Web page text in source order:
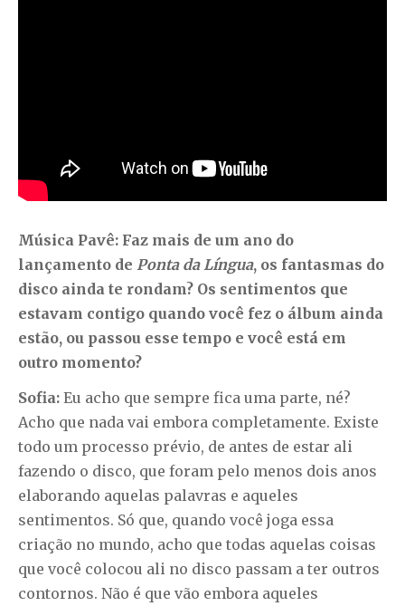
Música Pavê: Faz mais de um ano do
lançamento de Ponta da Língua, os fantasmas do
disco ainda te rondam? Os sentimentos que
estavam contigo quando você fez o álbum ainda
estão, ou passou esse tempo e você está em
outro momento?
Sofia: Eu acho que sempre fica uma parte, né?
Acho que nada vai embora completamente. Existe
todo um processo prévio, de antes de estar ali
fazendo o disco, que foram pelo menos dois anos
elaborando aquelas palavras e aqueles
sentimentos. Só que, quando você joga essa
criação no mundo, acho que todas aquelas coisas
que você colocou ali no disco passam a ter outros
contornos. Não é que vão embora aqueles